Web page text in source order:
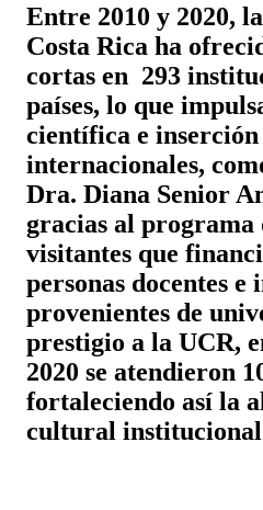
Entre 2010 y 2020,
Costa Rica ha
cortas en 293
países, lo que
científica e inserción
internacionales,
Dra. Diana Senior
gracias al programa
visitantes que
personas docentes e
provenientes de
prestigio a la UCR,
2020 se atendieron
fortaleciendo así la
cultural institucional